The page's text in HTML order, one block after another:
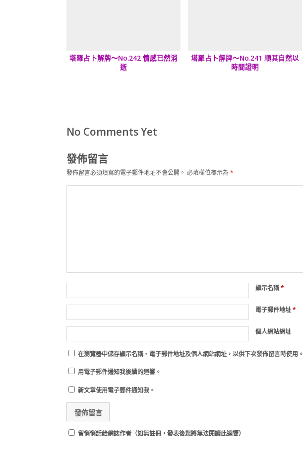
塔羅占卜解牌～No.242 情感已然消
逝
塔羅占卜解牌～No.241 順其自然以
時間證明
No Comments Yet
發佈留言
發佈留言必須填寫的電子郵件地址不會公開。 必填欄位標示為*
顯示名稱*
電子郵件地址*
個人網站網址
在瀏覽器中儲存顯示名稱、電子郵件地址及個人網站網址，以供下次發佈留言時使用。
用電子郵件通知我後續的迴響。
新文章使用電子郵件通知我。
留悄悄話給網誌作者（如無註冊，發表後您將無法閱讀此迴響）